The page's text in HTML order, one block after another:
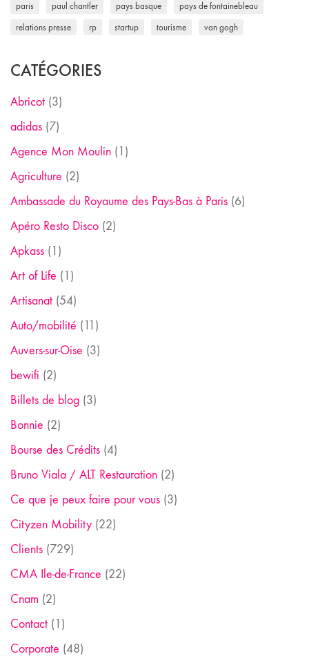
paris paul chantler pays basque pays de fontainebleau
relations presse rp startup tourisme van gogh
CATÉGORIES
Abricot (3)
adidas (7)
Agence Mon Moulin (1)
Agriculture (2)
Ambassade du Royaume des Pays-Bas à Paris (6)
Apéro Resto Disco (2)
Apkass (1)
Art of Life (1)
Artisanat (54)
Auto/mobilité (11)
Auvers-sur-Oise (3)
bewifi (2)
Billets de blog (3)
Bonnie (2)
Bourse des Crédits (4)
Bruno Viala / ALT Restauration (2)
Ce que je peux faire pour vous (3)
Cityzen Mobility (22)
Clients (729)
CMA Ile-de-France (22)
Cnam (2)
Contact (1)
Corporate (48)